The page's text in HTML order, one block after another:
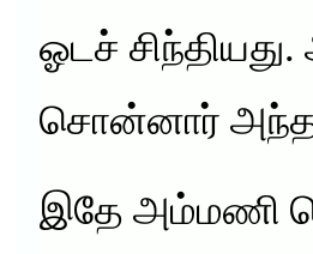
ஓடச்
சொன்னார்
இதே அம்மணி